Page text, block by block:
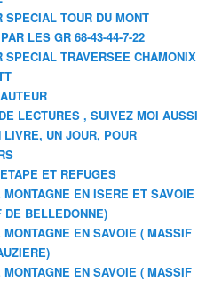
SPECIAL TOUR DU MONT
LES GR 68-43-44-7-22
SPECIAL TRAVERSEE CHAMONIX
LECTURES , SUIVEZ MOI AUSSI
LIVRE, UN JOUR, POUR
ET REFUGES
MONTAGNE EN ISERE ET SAVOIE
DE BELLEDONNE)
MONTAGNE EN SAVOIE ( MASSIF
MONTAGNE EN SAVOIE ( MASSIF